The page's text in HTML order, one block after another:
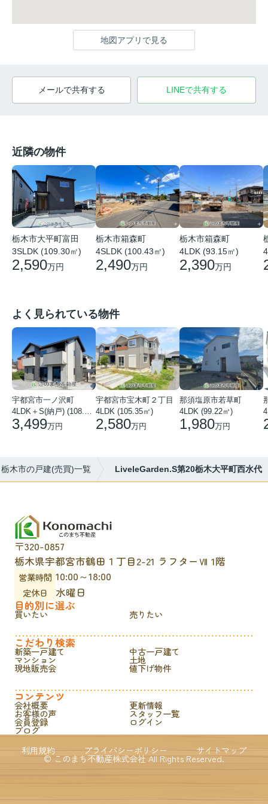
地図アプリで見る
メールで共有する LINEで共有する
近隣の物件
栃木市大平町富田
3SLDK (109.30㎡)
2,590万円
栃木市箱森町
4SLDK (100.43㎡)
2,490万円
栃木市箱森町
4LDK (93.15㎡)
2,390万円
よく見られている物件
宇都宮市一ノ沢町
3,499万円
宇都宮市宝木町２丁目
4LDK (105.35㎡)
2,580万円
那須塩原市若草町
4LDK (99.22㎡)
1,980万円
栃木市の戸建(売買)一覧 LiveleGarden.S第20栃木大平町西水代
〒320-0857
栃木県宇都宮市鶴田１丁目2-21 ラフターⅦ 1階
営業時間 10:00～18:00
定休日
水曜日
目的別に選ぶ
買いたい 売りたい
こだわり検索
新築一戸建て 中古一戸建て
マンション 土地
現地販売会 値下げ物件
コンテンツ
会社概要 更新情報
お客様の声 スタッフ一覧
会員登録 ログイン
ブログ
利用規約
プライバシーポリシー サイトマップ
© このまち不動産株式会社 All Rights Reserved.